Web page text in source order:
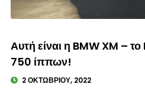
Αυτή είναι η BMW XM –
750 ίππων!
2 ΟΚΤΩΒΡΊΟΥ, 2022